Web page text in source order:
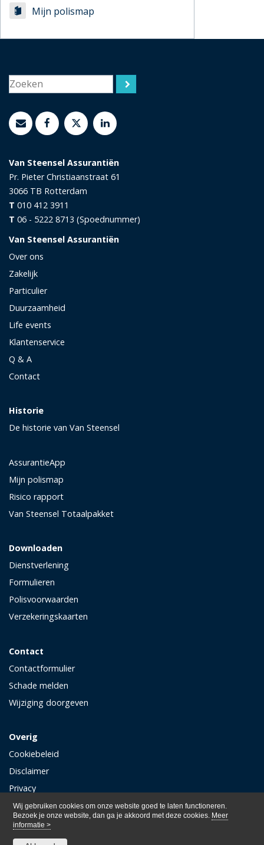
Wij gebruiken cookies om onze website goed te laten functioneren.
Bezoek je onze website, dan ga je akkoord met deze cookies. Meer
informatie >
Mijn polismap
Van Steensel Assurantiën
Pr. Pieter Christiaanstraat 61
3066 TB Rotterdam
T 010 412 3911
T 06 - 5222 8713 (Spoednummer)
Van Steensel Assurantiën
Over ons
Zakelijk
Particulier
Duurzaamheid
Life events
Klantenservice
Q & A
Contact
Historie
De historie van Van Steensel
AssurantieApp
Mijn polismap
Risico rapport
Van Steensel Totaalpakket
Downloaden
Dienstverlening
Formulieren
Polisvoorwaarden
Verzekeringskaarten
Contact
Contactformulier
Schade melden
Wijziging doorgeven
Overig
Cookiebeleid
Disclaimer
Privacy